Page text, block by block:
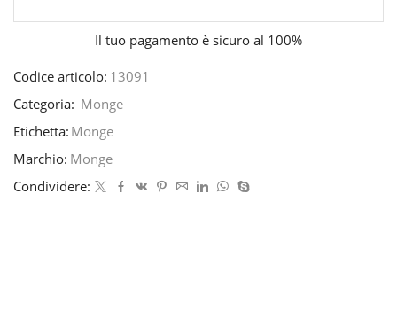
Il tuo pagamento è sicuro al 100%
Codice articolo: 13091
Categoria: Monge
Etichetta: Monge
Marchio: Monge
Condividere: